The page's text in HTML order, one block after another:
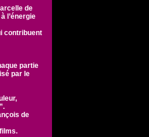
de
l’énergie
contribuent
partie
par le
de